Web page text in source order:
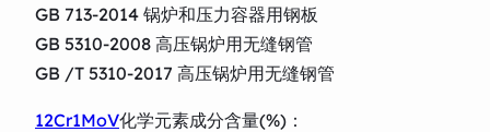
GB 713-2014 锅炉和压力容器用钢板
GB 5310-2008 高压锅炉用无缝钢管
GB /T 5310-2017 高压锅炉用无缝钢管
12Cr1MoV化学元素成分含量(%)：